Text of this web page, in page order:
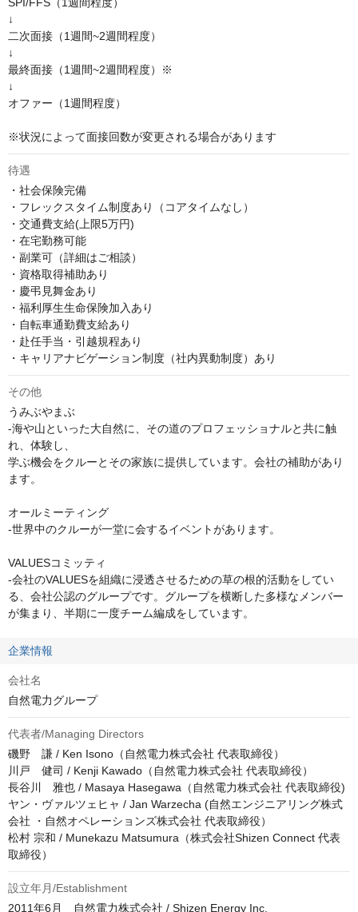
↓
二次面接（1週間~2週間程度）
↓
最終面接（1週間~2週間程度）※
↓
オファー（1週間程度）
※状況によって面接回数が変更される場合があります
待遇
・社会保険完備
・フレックスタイム制度あり（コアタイムなし）
・交通費支給(上限5万円)
・在宅勤務可能
・副業可（詳細はご相談）
・資格取得補助あり
・慶弔見舞金あり
・福利厚生生命保険加入あり
・自転車通勤費支給あり
・赴任手当・引越規程あり
・キャリアナビゲーション制度（社内異動制度）あり
その他
うみぶやまぶ
-海や山といった大自然に、その道のプロフェッショナルと共に触
れ、体験し、
学ぶ機会をクルーとその家族に提供しています。会社の補助があり
ます。
オールミーティング
-世界中のクルーが一堂に会するイベントがあります。
VALUESコミッティ
-会社のVALUESを組織に浸透させるための草の根的活動をしてい
る、会社公認のグループです。グループを横断した多様なメンバー
が集まり、半期に一度チーム編成をしています。
企業情報
会社名
自然電力グループ
代表者/Managing Directors
磯野　謙 / Ken Isono（自然電力株式会社 代表取締役）
川戸　健司 / Kenji Kawado（自然電力株式会社 代表取締役）
長谷川　雅也 / Masaya Hasegawa（自然電力株式会社 代表取締役)
ヤン・ヴァルツェヒャ / Jan Warzecha (自然エンジニアリング株式
会社 ・自然オペレーションズ株式会社 代表取締役）
松村 宗和 / Munekazu Matsumura（株式会社Shizen Connect 代表
取締役）
設立年月/Establishment
2011年6月　自然電力株式会社 / Shizen Energy Inc.